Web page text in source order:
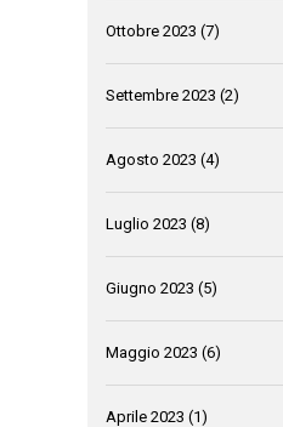
Ottobre 2023 (7)
Settembre 2023 (2)
Agosto 2023 (4)
Luglio 2023 (8)
Giugno 2023 (5)
Maggio 2023 (6)
Aprile 2023 (1)